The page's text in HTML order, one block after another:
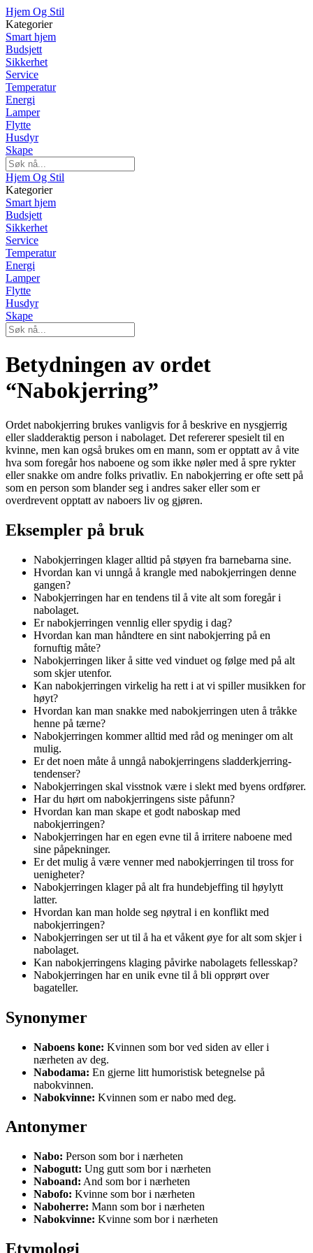
Hjem Og Stil
Kategorier
Smart hjem
Budsjett
Sikkerhet
Service
Temperatur
Energi
Lamper
Flytte
Husdyr
Skape
Hjem Og Stil
Kategorier
Smart hjem
Budsjett
Sikkerhet
Service
Temperatur
Energi
Lamper
Flytte
Husdyr
Skape
Betydningen av ordet
“Nabokjerring”
Ordet nabokjerring brukes vanligvis for å beskrive en nysgjerrig
eller sladderaktig person i nabolaget. Det refererer spesielt til en
kvinne, men kan også brukes om en mann, som er opptatt av å vite
hva som foregår hos naboene og som ikke nøler med å spre rykter
eller snakke om andre folks privatliv. En nabokjerring er ofte sett på
som en person som blander seg i andres saker eller som er
overdrevent opptatt av naboers liv og gjøren.
Eksempler på bruk
Nabokjerringen klager alltid på støyen fra barnebarna sine.
Hvordan kan vi unngå å krangle med nabokjerringen denne
gangen?
Nabokjerringen har en tendens til å vite alt som foregår i
nabolaget.
Er nabokjerringen vennlig eller spydig i dag?
Hvordan kan man håndtere en sint nabokjerring på en
fornuftig måte?
Nabokjerringen liker å sitte ved vinduet og følge med på alt
som skjer utenfor.
Kan nabokjerringen virkelig ha rett i at vi spiller musikken for
høyt?
Hvordan kan man snakke med nabokjerringen uten å tråkke
henne på tærne?
Nabokjerringen kommer alltid med råd og meninger om alt
mulig.
Er det noen måte å unngå nabokjerringens sladderkjerring-
tendenser?
Nabokjerringen skal visstnok være i slekt med byens ordfører.
Har du hørt om nabokjerringens siste påfunn?
Hvordan kan man skape et godt naboskap med
nabokjerringen?
Nabokjerringen har en egen evne til å irritere naboene med
sine påpekninger.
Er det mulig å være venner med nabokjerringen til tross for
uenigheter?
Nabokjerringen klager på alt fra hundebjeffing til høylytt
latter.
Hvordan kan man holde seg nøytral i en konflikt med
nabokjerringen?
Nabokjerringen ser ut til å ha et våkent øye for alt som skjer i
nabolaget.
Kan nabokjerringens klaging påvirke nabolagets fellesskap?
Nabokjerringen har en unik evne til å bli opprørt over
bagateller.
Synonymer
Naboens kone: Kvinnen som bor ved siden av eller i
nærheten av deg.
Nabodama: En gjerne litt humoristisk betegnelse på
nabokvinnen.
Nabokvinne: Kvinnen som er nabo med deg.
Antonymer
Nabo: Person som bor i nærheten
Nabogutt: Ung gutt som bor i nærheten
Naboand: And som bor i nærheten
Nabofo: Kvinne som bor i nærheten
Naboherre: Mann som bor i nærheten
Nabokvinne: Kvinne som bor i nærheten
Etymologi